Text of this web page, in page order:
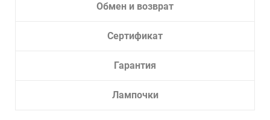
Обмен и возврат
Сертификат
Гарантия
Лампочки